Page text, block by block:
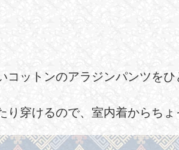
コットンのアラジンパンツを
り穿けるので、室内着からち